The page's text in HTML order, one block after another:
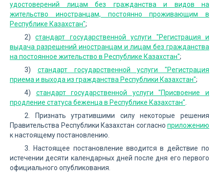
удостоверений лицам без гражданства и видов на
жительство иностранцам, постоянно проживающим в
Республике Казахстан";
2)стандарт государственной услуги "Регистрация и
выдача разрешений иностранцам и лицам без гражданства
на постоянное жительство в Республике Казахстан";
3) стандарт государственной услуги "Регистрация
приема и выхода из гражданства Республики Казахстан";
4) стандарт государственной услуги "Присвоение и
продление статуса беженца в Республике Казахстан"
2. Признать утратившими силу некоторые решения
Правительства Республики Казахстан согласно приложению
к настоящему постановлению.
3. Настоящее постановление вводится в действие по
истечении десяти календарных дней после дня его первого
официального опубликования.